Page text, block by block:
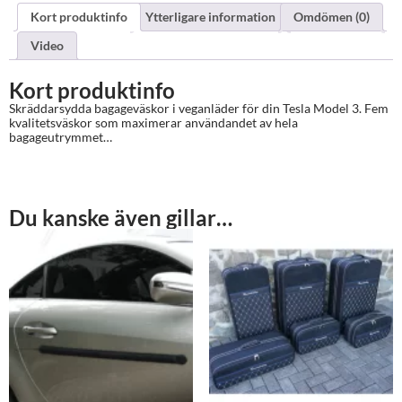
Kort produktinfo Ytterligare information
Omdömen (0)
Video
Kort produktinfo
Skräddarsydda bagageväskor i veganläder för din Tesla Model 3. Fem
kvalitetsväskor som maximerar användandet av hela
bagageutrymmet…
Du kanske även gillar…